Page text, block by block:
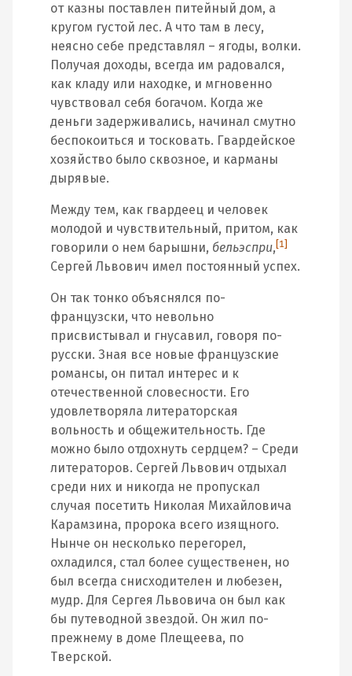
от казны поставлен питейный дом, а
кругом густой лес. А что там в лесу,
неясно себе представлял – ягоды, волки.
Получая доходы, всегда им радовался,
как кладу или находке, и мгновенно
чувствовал себя богачом. Когда же
деньги задерживались, начинал смутно
беспокоиться и тосковать. Гвардейское
хозяйство было сквозное, и карманы
дырявые.
Между тем, как гвардеец и человек
молодой и чувствительный, притом, как
говорили о нем барышни, бельэспри, [1]
Сергей Львович имел постоянный успех.
Он так тонко объяснялся по-
французски, что невольно
присвистывал и гнусавил, говоря по-
русски. Зная все новые французские
романсы, он питал интерес и к
отечественной словесности. Его
удовлетворяла литераторская
вольность и общежительность. Где
можно было отдохнуть сердцем? – Среди
литераторов. Сергей Львович отдыхал
среди них и никогда не пропускал
случая посетить Николая Михайловича
Карамзина, пророка всего изящного.
Нынче он несколько перегорел,
охладился, стал более существенен, но
был всегда снисходителен и любезен,
мудр. Для Сергея Львовича он был как
бы путеводной звездой. Он жил по-
прежнему в доме Плещеева, по
Тверской.